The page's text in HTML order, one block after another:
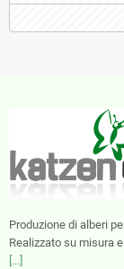
Produzione di alberi
Realizzato su misura
[...]